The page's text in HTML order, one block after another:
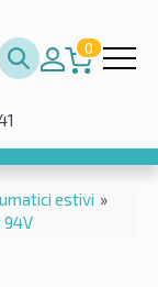
0
estivi »
94V